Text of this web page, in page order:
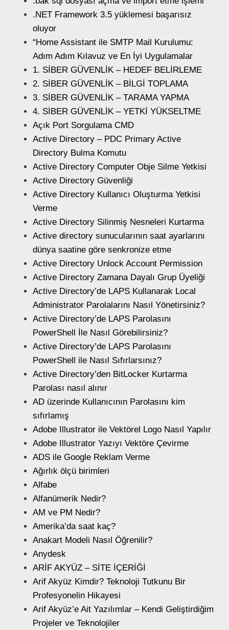
.NET Framework 3.5 yüklemesi başarısız
oluyor
“Home Assistant ile SMTP Mail Kurulumu:
Adım Adım Kılavuz ve En İyi Uygulamalar
1. SİBER GÜVENLİK – HEDEF BELİRLEME
2. SİBER GÜVENLİK – BİLGİ TOPLAMA
3. SİBER GÜVENLİK – TARAMA YAPMA
4. SİBER GÜVENLİK – YETKİ YÜKSELTME
Açık Port Sorgulama CMD
Active Directory – PDC Primary Active
Directory Bulma Komutu
Active Directory Computer Obje Silme Yetkisi
Active Directory Güvenliği
Active Directory Kullanıcı Oluşturma Yetkisi
Verme
Active Directory Silinmiş Nesneleri Kurtarma
Active directory sunucularının saat ayarlarını
dünya saatine göre senkronize etme
Active Directory Unlock Account Permission
Active Directory Zamana Dayalı Grup Üyeliği
Active Directory’de LAPS Kullanarak Local
Administrator Parolalarını Nasıl Yönetirsiniz?
Active Directory’de LAPS Parolasını
PowerShell İle Nasıl Görebilirsiniz?
Active Directory’de LAPS Parolasını
PowerShell ile Nasıl Sıfırlarsınız?
Active Directory’den BitLocker Kurtarma
Parolası nasıl alınır
AD üzerinde Kullanıcının Parolasını kim
sıfırlamış
Adobe Illustrator ile Vektörel Logo Nasıl Yapılır
Adobe Illustrator Yazıyı Vektöre Çevirme
ADS ile Google Reklam Verme
Ağırlık ölçü birimleri
Alfabe
Alfanümerik Nedir?
AM ve PM Nedir?
Amerika’da saat kaç?
Anakart Modeli Nasıl Öğrenilir?
Anydesk
ARİF AKYÜZ – SİTE İÇERİĞİ
Arif Akyüz Kimdir? Teknoloji Tutkunu Bir
Profesyonelin Hikayesi
Arif Akyüz’e Ait Yazılımlar – Kendi Geliştirdiğim
Projeler ve Teknolojiler